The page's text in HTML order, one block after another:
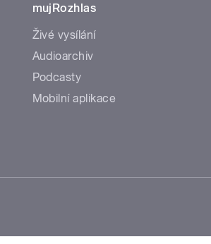
mujRozhlas
Živé vysílání
Audioarchiv
Podcasty
Mobilní aplikace